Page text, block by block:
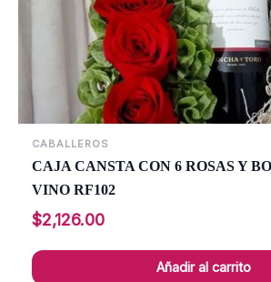
CABALLEROS
CAJA CANSTA CON 6 ROSAS Y
VINO RF102
$2,126.00
Añadir al carrito